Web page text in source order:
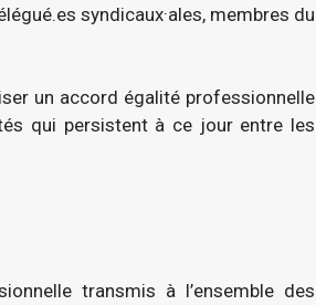
syndicaux·ales, membres du
un accord égalité professionnelle
qui persistent à ce jour entre les
transmis à l’ensemble des